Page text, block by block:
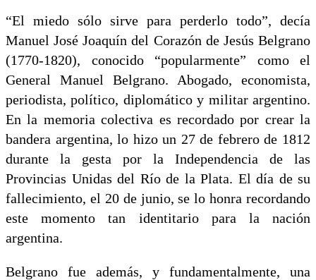
“El miedo sólo sirve para perderlo todo”, decía
Manuel José Joaquín del Corazón de Jesús Belgrano
(1770-1820), conocido “popularmente” como el
General Manuel Belgrano. Abogado, economista,
periodista, político, diplomático y militar argentino.
En la memoria colectiva es recordado por crear la
bandera argentina, lo hizo un 27 de febrero de 1812
durante la gesta por la Independencia de las
Provincias Unidas del Río de la Plata. El día de su
fallecimiento, el 20 de junio, se lo honra recordando
este momento tan identitario para la nación
argentina.
Belgrano fue además, y fundamentalmente, una